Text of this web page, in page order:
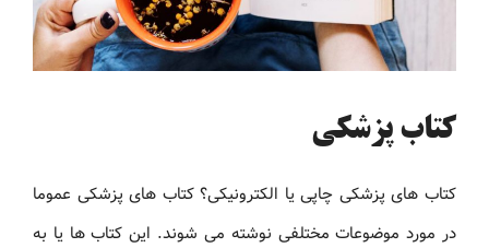
کتاب پزشکی
کتاب های پزشکی چاپی یا الکترونیکی؟ کتاب های پزشکی عموما
در مورد موضوعات مختلفی نوشته می شوند. این کتاب ها یا به